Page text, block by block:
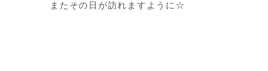
またその日が訪れますように☆